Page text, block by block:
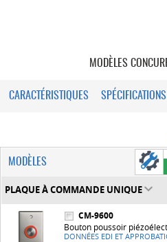
MODÈLES
CARACTÉRISTIQUES SPÉCIFICATIONS
MODÈLES
PLAQUE À COMMANDE UNIQUE
CM-9600
Bouton poussoir
DONNÉES EDI ET